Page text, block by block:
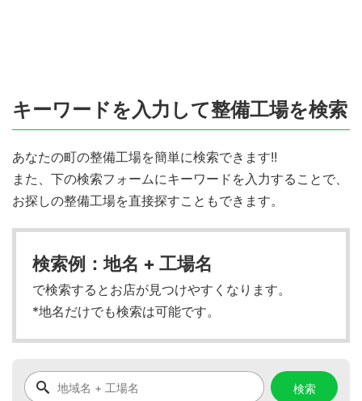
キーワードを入力して整備工場を検索
あなたの町の整備工場を簡単に検索できます!!
また、下の検索フォームにキーワードを入力することで、
お探しの整備工場を直接探すこともできます。
検索例：地名 + 工場名
で検索するとお店が見つけやすくなります。
*地名だけでも検索は可能です。